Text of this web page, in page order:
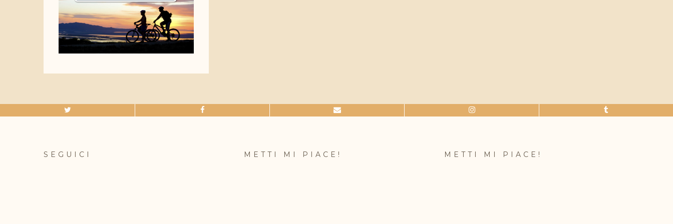
SEGUICI METTI MI PIACE! METTI MI PIACE!